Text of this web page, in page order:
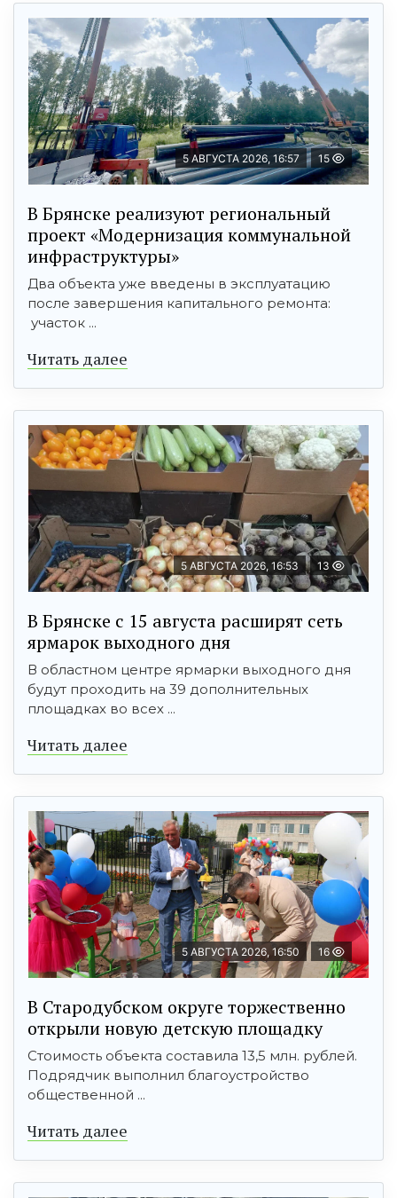
5 АВГУСТА 2026, 16:57 15
В Брянске реализуют региональный
проект «Модернизация коммунальной
инфраструктуры»
Два объекта уже введены в эксплуатацию
после завершения капитального ремонта:
участок ...
Читать далее
5 АВГУСТА 2026, 16:53 13
В Брянске с 15 августа расширят сеть
ярмарок выходного дня
В областном центре ярмарки выходного дня
будут проходить на 39 дополнительных
площадках во всех ...
Читать далее
5 АВГУСТА 2026, 16:50 16
В Стародубском округе торжественно
открыли новую детскую площадку
Стоимость объекта составила 13,5 млн. рублей.
Подрядчик выполнил благоустройство
общественной ...
Читать далее